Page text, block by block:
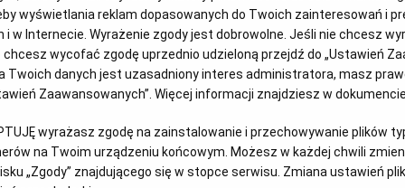
miłośników kina na wyjątkową podróż przez
przygotowaliśmy specjalną wakacyjną odsłonę pod
na ekranach kin Helios zagości sześć ponadczasowych
by ponownie przeżyć emocje towarzyszące kultowym
możliwym wydaniu – na wielkim kinowym ekranie. Co
wyświetlania reklam dopasowanych do Twoich zainteresowań i
i w Internecie. Wyrażenie zgody jest dobrowolne. Jeśli nie chcesz
wycofać zgodę uprzednio udzieloną przejdź do „Ustawień
Twoich danych jest uzasadniony interes administratora, masz
Zaawansowanych”. Więcej informacji znajdziesz w dokumencie
wyrażasz zgodę na zainstalowanie i przechowywanie plików
na Twoim urządzeniu końcowym. Możesz w każdej chwili
„Zgody” znajdującego się w stopce serwisu. Zmiana ustawień